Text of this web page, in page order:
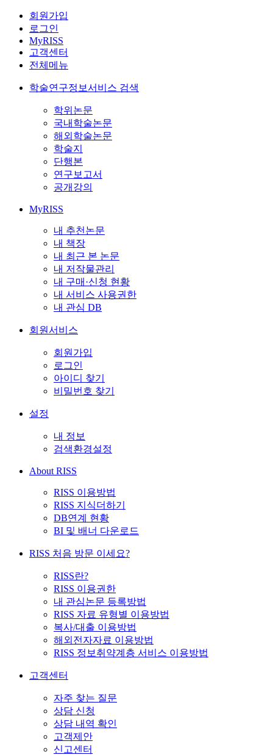
회원가입
로그인
MyRISS
고객센터
전체메뉴
학술연구정보서비스 검색
학위논문
국내학술논문
해외학술논문
학술지
단행본
연구보고서
공개강의
MyRISS
내 추천논문
내 책장
내 최근 본 논문
내 저작물관리
내 구매·신청 현황
내 서비스 사용권한
내 관심 DB
회원서비스
회원가입
로그인
아이디 찾기
비밀번호 찾기
설정
내 정보
검색환경설정
About RISS
RISS 이용방법
RISS 지식더하기
DB연계 현황
BI 및 배너 다운로드
RISS 처음 방문 이세요?
RISS란?
RISS 이용권한
내 관심논문 등록방법
RISS 자료 유형별 이용방법
복사/대출 이용방법
해외전자자료 이용방법
RISS 정보취약계층 서비스 이용방법
고객센터
자주 찾는 질문
상담 신청
상담 내역 확인
고객제안
신고센터